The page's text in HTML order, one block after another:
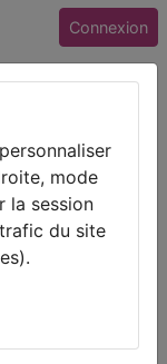
Connexion
Button
cette vidéo.
mode
la session
du site